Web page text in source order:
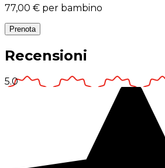
77,00 € per bambino
Prenota
Recensioni
5.0